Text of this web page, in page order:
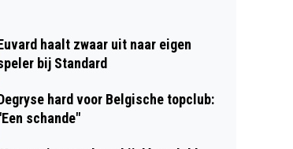
haalt zwaar uit naar eigen
bij Standard
hard voor Belgische topclub:
schande"